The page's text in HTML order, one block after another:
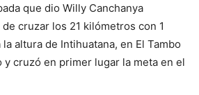
que dio Willy Canchanya
cruzar los 21 kilómetros con 1
altura de Intihuatana, en El Tambo
cruzó en primer lugar la meta en el